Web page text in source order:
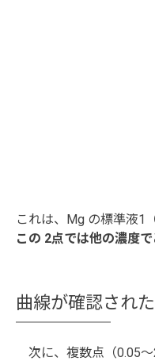
これは、Mg の標準液1
この 2点では他の濃度
曲線が確認され
次に、複数点（0.05〜